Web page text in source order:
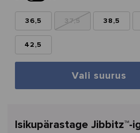
36,5 37,5 38,5
42,5
Vali suurus
Isikupärastage Jibbitz™-